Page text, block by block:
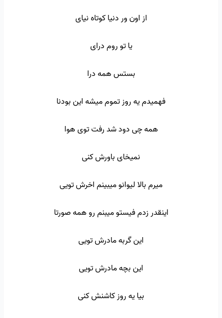
از اون ور دنیا کوتاه نیای
یا تو روم درای
بستس همه درا
فهمیدم یه روز تموم میشه این بودنا
همه چی دود شد رفت توی هوا
نمیخای باورش کنی
میرم بالا لیوانو میبینم اخرش تویی
اینقدر زدم فیستو میبنم رو همه صورتا
این گربه مادرش تویی
این بچه مادرش تویی
بیا یه روز کاشنش کنی